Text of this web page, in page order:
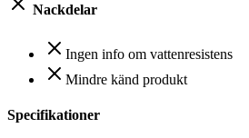
Nackdelar
Ingen info om vattenresistens
Mindre känd produkt
Specifikationer